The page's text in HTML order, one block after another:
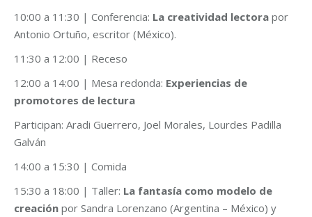
10:00 a 11:30 | Conferencia: La creatividad lectora por
Antonio Ortuño, escritor (México).
11:30 a 12:00 | Receso
12:00 a 14:00 | Mesa redonda: Experiencias de
promotores de lectura
Participan: Aradi Guerrero, Joel Morales, Lourdes Padilla
Galván
14:00 a 15:30 | Comida
15:30 a 18:00 | Taller: La fantasía como modelo de
creación por Sandra Lorenzano (Argentina – México) y